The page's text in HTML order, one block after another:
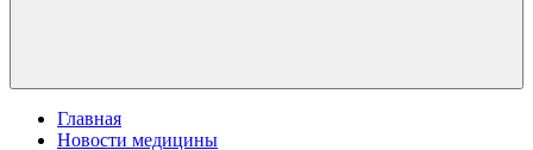
Главная
Новости медицины